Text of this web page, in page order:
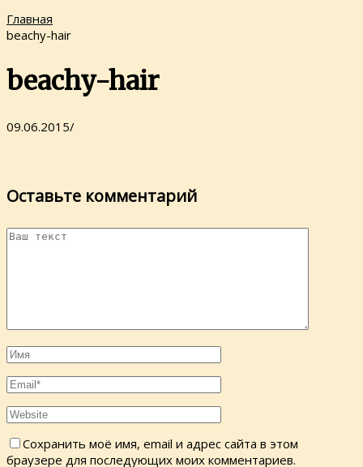
Главная
beachy-hair
beachy-hair
09.06.2015/
Оставьте комментарий
Сохранить моё имя, email и адрес сайта в этом
браузере для последующих моих комментариев.